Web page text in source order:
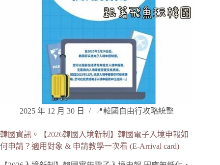
2025 年 12 月 30 日 📍韓國自由行攻略統整
韓國資訊。【2026韓國入境新制】韓國電子入境申報如
何申請？適用對象 & 申請教學一次看 (E-Arrival card)